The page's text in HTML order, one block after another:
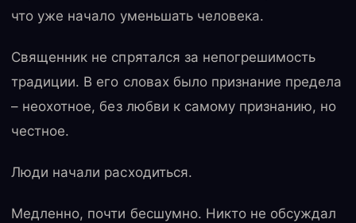
что уже начало уменьшать человека.
Священник не спрятался за непогрешимость
традиции. В его словах было признание предела
– неохотное, без любви к самому признанию, но
честное.
Люди начали расходиться.
Медленно, почти бесшумно. Никто не обсуждал